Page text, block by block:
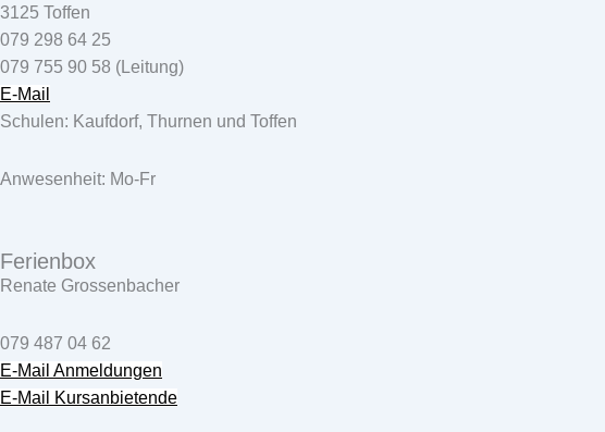
3125 Toffen
079 298 64 25
079 755 90 58 (Leitung)
E-Mail
Schulen: Kaufdorf, Thurnen und Toffen
Anwesenheit: Mo-Fr
Ferienbox
Renate Grossenbacher
079 487 04 62
E-Mail Anmeldungen
E-Mail Kursanbietende